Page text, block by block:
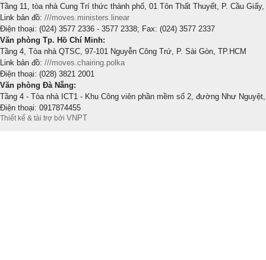
Tầng 11, tòa nhà Cung Trí thức thành phố, 01 Tôn Thất Thuyết, P. Cầu Giấy,
Link bản đồ: ///moves.ministers.linear
Điện thoại: (024) 3577 2336 - 3577 2338; Fax: (024) 3577 2337
Văn phòng Tp. Hồ Chí Minh:
Tầng 4, Tòa nhà QTSC, 97-101 Nguyễn Công Trứ, P. Sài Gòn, TP.HCM
Link bản đồ: ///moves.chairing.polka
Điện thoại: (028) 3821 2001
Văn phòng Đà Nẵng:
Tầng 4 - Tòa nhà ICT1 - Khu Công viên phần mềm số 2, đường Như
Điện thoại: 0917874455
Thiết kế & tài trợ bởi VNPT